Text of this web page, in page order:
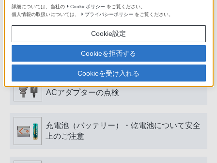
安全で上手な使いかた
愛情点検のおすすめ
電源プラグ・コード、USB端子・ケーブル、
ACアダプターの点検
充電池（バッテリー）・乾電池について安全
上のご注意
詳細については、当社の Cookieポリシー をご覧ください。
個人情報の取扱いについては、
プライバシーポリシー をご覧ください。
Cookie設定
Cookieを拒否する
Cookieを受け入れる